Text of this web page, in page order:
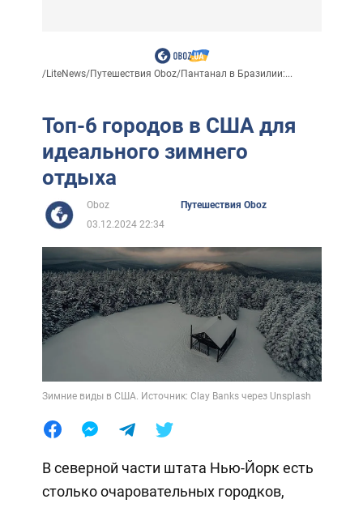
/LiteNews/Путешествия Oboz/Пантанал в Бразилии:...
Топ-6 городов в США для
идеального зимнего
отдыха
Oboz
Путешествия Oboz
03.12.2024 22:34
Зимние виды в США. Источник: Clay Banks через Unsplash
В северной части штата Нью-Йорк есть
столько очаровательных городков,